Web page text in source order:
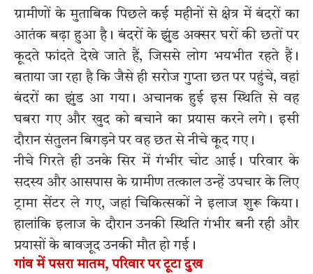
ग्रामीणों के मुताबिक पिछले कई महीनों से क्षेत्र में बंदरों का
आतंक बढ़ा हुआ है। बंदरों के झुंड अक्सर घरों की छतों पर
कूदते फांदते देखे जाते हैं, जिससे लोग भयभीत रहते हैं।
बताया जा रहा है कि जैसे ही सरोज गुप्ता छत पर पहुंचे, वहां
बंदरों का झुंड आ गया। अचानक हुई इस स्थिति से वह
घबरा गए और खुद को बचाने का प्रयास करने लगे। इसी
दौरान संतुलन बिगड़ने पर वह छत से नीचे कूद गए।
नीचे गिरते ही उनके सिर में गंभीर चोट आई। परिवार के
सदस्य और आसपास के ग्रामीण तत्काल उन्हें उपचार के लिए
ट्रामा सेंटर ले गए, जहां चिकित्सकों ने इलाज शुरू किया।
हालांकि इलाज के दौरान उनकी स्थिति गंभीर बनी रही और
प्रयासों के बावजूद उनकी मौत हो गई।
गांव में पसरा मातम, परिवार पर टूटा दुख